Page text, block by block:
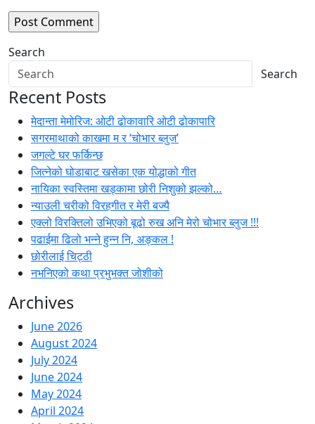
Search
Search
Recent Posts
मेदान्ता मेमोरिज: ओटी ढोकावारि ओटी ढोकापारि
सगरमाथाको काखमा म र ‘चोभार ब्लुज’
जगल्टे घर फर्किन्छ
जित्नेको घोडाबाट खसेका एक योद्धाको गीत
नायिका स्वस्तिमा खड्कामा छोरी निशुको झल्को…
न्याउली चरीको विरहगीत र मेरी बज्यै
एक्लो विरक्तिलो उभिएको बूढो रुख अनि मेरो चोभार ब्लुज !!!
पढाईमा ढिलो भन्ने हुन्न नि, अङ्कल !
छोरीलाई चिट्ठी
नभनिएको कथा प्रभुभक्त जोशीको
Archives
June 2026
August 2024
July 2024
June 2024
May 2024
April 2024